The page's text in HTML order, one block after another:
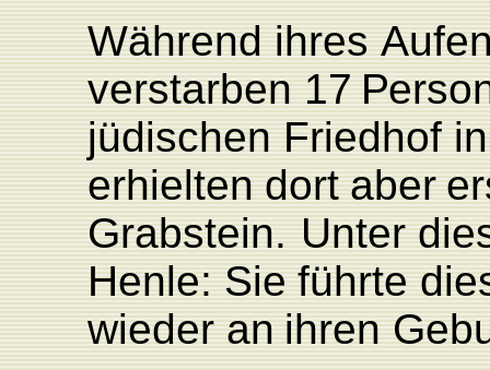
Während ihres
verstarben 17P
jüdischen Friedhof in
erhielten dort aber
Grabstein. Unter
Henle: Sie führte
wieder an ihren